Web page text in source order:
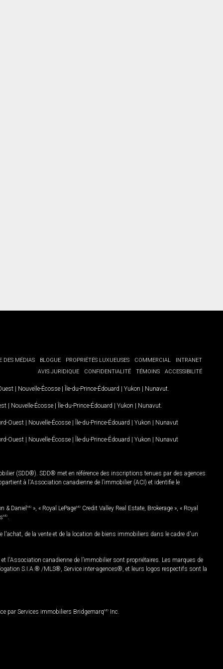
DES MÉDIAS BLOGUE PROPRIÉTÉS LUXUEUSES COMMERCIAL
INTRANET
AVIS JURIDIQUE
CONFIDENTIALITÉ TÉMOINS ACCESSIBILITÉ
| Nouvelle-Écosse | Île-du-Prince-Édouard | Yukon | Nunavut
| Nouvelle-Écosse | Île-du-Prince-Édouard | Yukon | Nunavut
Ouest | Nouvelle-Écosse | Île-du-Prince-Édouard | Yukon | Nunavut
Ouest | Nouvelle-Écosse | Île-du-Prince-Édouard | Yukon | Nunavut
(SDD®). SDD® met en référence des inscriptions tenues par des agences
à l'Association canadienne de l’immobilier (ACI) et identifie le
& Daniel MD », « Royal LePageMD Credit Valley Real Estate, Brokerage », « Royal
MD
de la vente et de la location de biens immobiliers dans le cadre d'un
l'Association canadienne de l’immobilier sont propriétaires. Les marques de
S.I.A.® /MLS®, Service inter-agences®, et leurs logos respectifs sont la
par Services immobiliers BridgemarqMD Inc.